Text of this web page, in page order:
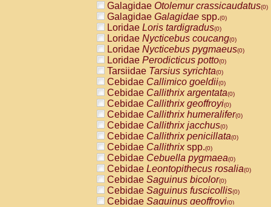
Galagidae Otolemur crassicaudatus(0)
Galagidae Galagidae spp.(0)
Loridae Loris tardigradus(0)
Loridae Nycticebus coucang(0)
Loridae Nycticebus pygmaeus(0)
Loridae Perodicticus potto(0)
Tarsiidae Tarsius syrichta(0)
Cebidae Callimico goeldii(0)
Cebidae Callithrix argentata(0)
Cebidae Callithrix geoffroyi(0)
Cebidae Callithrix humeralifer(0)
Cebidae Callithrix jacchus(0)
Cebidae Callithrix penicillata(0)
Cebidae Callithrixspp.(0)
Cebidae Cebuella pygmaea(0)
Cebidae Leontopithecus rosalia(0)
Cebidae Saguinus bicolor(0)
Cebidae Saguinus fuscicollis(0)
Cebidae Saguinus geoffroyi(0)